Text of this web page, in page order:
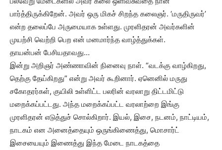
பார்த்திருக்கிறேன். அவர் ஒரு மிகச் சிறந்த கலைஞர். ‘மருதிருவர்’
என்ற தலைப்பே அருமையாக உள்ளது. முரளிதரன் அவர்களின்
முயற்சி வெற்றி பெற என் மனமார்ந்த வாழ்த்துக்கள்.
தாயன்பன் பேசியதாவது…
இன்று அறிஞர் அண்ணாவின் நினைவு நாள். “வடக்கு வாழ்கிறது,
தெற்கு தேய்கிறது” என்று அவர் கூறினார். ஏனெனில் மருது
சகோதரர்கள், குயிலி உள்ளிட்ட பலரின் வரலாறு திட்டமிட்டு
மறைக்கப்பட்டது. அந்த மறைக்கப்பட்ட வரலாற்றை இங்கு
முரளிதரன் எடுத்துச் சொல்கிறார். இயல், இசை, நடனம், நாட்டியம்,
நாடகம் என அனைத்தையும் ஒருங்கிணைத்து, மொசார்ட்
இசையையும் இணைத்து இந்த மேடை நாடகத்தை